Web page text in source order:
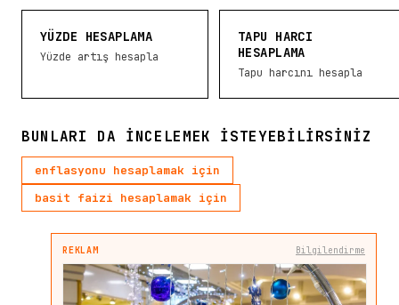
YÜZDE HESAPLAMA
Yüzde artış hesapla
TAPU HARCI
HESAPLAMA
Tapu harcını hesapla
BUNLARI DA INCELEMEK ISTEYEBILIRSINIZ
enflasyonu hesaplamak için
basit faizi hesaplamak için
REKLAM Bilgilendirme